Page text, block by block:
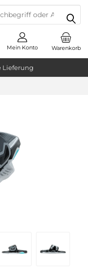
Lieferung
Warenkorb
Mein Konto